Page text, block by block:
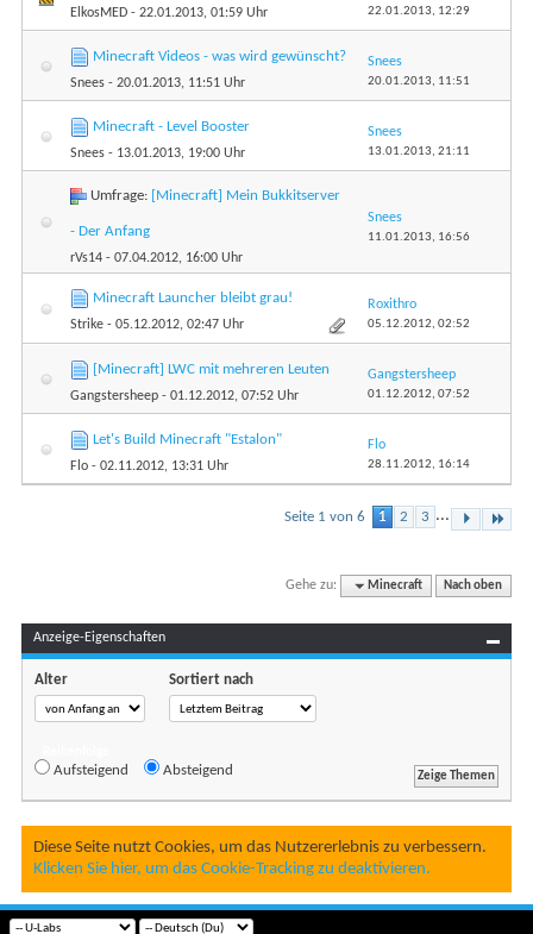
ElkosMED - 22.01.2013, 01:59 Uhr 22.01.2013, 12:29
Minecraft Videos - was wird gewünscht?
Snees - 20.01.2013, 11:51 Uhr
Snees
20.01.2013, 11:51
Minecraft - Level Booster
Snees - 13.01.2013, 19:00 Uhr
Snees
13.01.2013, 21:11
Umfrage: [Minecraft] Mein Bukkitserver
- Der Anfang
rVs14 - 07.04.2012, 16:00 Uhr
Snees
11.01.2013, 16:56
Minecraft Launcher bleibt grau!
Strike - 05.12.2012, 02:47 Uhr
Roxithro
05.12.2012, 02:52
[Minecraft] LWC mit mehreren Leuten
Gangstersheep - 01.12.2012, 07:52 Uhr
Gangstersheep
01.12.2012, 07:52
Let's Build Minecraft "Estalon"
Flo - 02.11.2012, 13:31 Uhr
Flo
28.11.2012, 16:14
Seite 1 von 6 1 2 3 ...
Gehe zu: Minecraft Nach oben
Anzeige-Eigenschaften
Alter Sortiert nach
Aufsteigend Absteigend
Diese Seite nutzt Cookies, um das Nutzererlebnis zu verbessern.
Klicken Sie hier, um das Cookie-Tracking zu deaktivieren.